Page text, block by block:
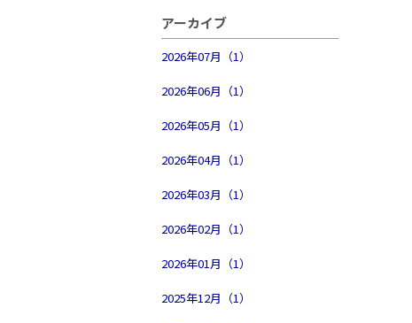
アーカイブ
2026年07月（1）
2026年06月（1）
2026年05月（1）
2026年04月（1）
2026年03月（1）
2026年02月（1）
2026年01月（1）
2025年12月（1）